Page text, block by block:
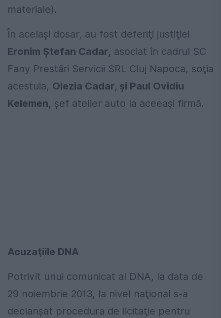
materiale).
În acelaşi dosar, au fost deferiţi justiţiei
Eronim Ştefan Cadar, asociat în cadrul SC
Fany Prestări Servicii SRL Cluj Napoca, soţia
acestuia, Olezia Cadar, şi Paul Ovidiu
Kelemen, şef atelier auto la aceeaşi firmă.
Acuzaţiile DNA
Potrivit unui comunicat al DNA, la data de
29 noiembrie 2013, la nivel naţional s-a
declanşat procedura de licitaţie pentru